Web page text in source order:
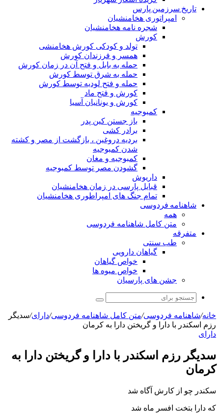
تاریخ سرزمین پارس
امپراتوری هخامنشیان
شجره نامه هخامنشیان
کورش
تولد و کودکی کورش هخامنشی
همسر و فرزندان کورش
حمله به بابل و فتح آن در زمان کورش
حمله به شرق توسط کورش
حمله و فتح لودیه توسط کورش
کورش و فتح ماد
کورش و یونانیان آسیا
کمبوجیه
باز جستن کین پدر
برادر کشی
بردیه دروغین ، بازگشت از مصر و کشته
شدن کمبوجیه
کمبوجیه و مغان
گشودن مصر توسط کمبوجیه
داریوش
قبایل پارسی در زمان هخامنشیان
تمام جنگ های امپراطوری هخامنشیان
شاهنامه فردوسی
همه
متن کامل شاهنامه فردوسی
متفرقه
طب سنتی
گیاهان دارویی
خواص گیاهان
خواص میوه ها
جشن های پارسیان
جستجو
برای
خانه/شاهنامه فردوسی/متن کامل شاهنامه فردوسی/دارای/سدیگر
رزم اسکندر با دارا و گریختن دارا به کرمان
دارای
سدیگر رزم اسکندر با دارا و گریختن دارا به
کرمان
سکندر چو از کارش آگاه شد
که دارا بتخت افسر ماه شد